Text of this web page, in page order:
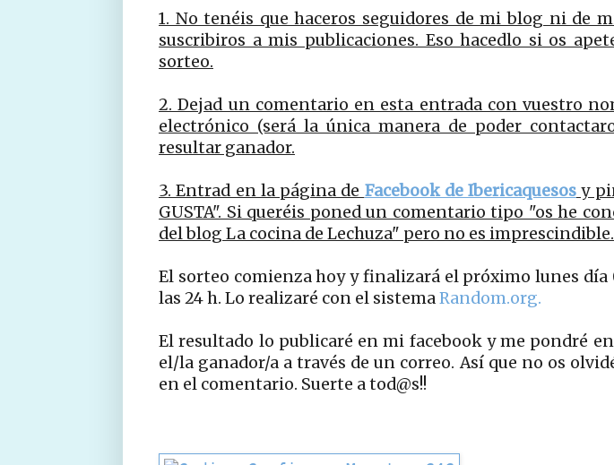
1. No tenéis que haceros seguidores de mi blog ni de
suscribiros a mis publicaciones. Eso hacedlo si os
sorteo.
2. Dejad un comentario en esta entrada con vuestro
electrónico (será la única manera de poder
resultar ganador.
3. Entrad en la página de Facebook de Ibericaquesos y
GUSTA". Si queréis poned un comentario tipo "os he
del blog La cocina de Lechuza" pero no es imprescindible.
El sorteo comienza hoy y finalizará el próximo lunes día
las 24 h. Lo realizaré con el sistemaRandom.org.
El resultado lo publicaré en mi facebook y me pondré
el/la ganador/a a través de un correo. Así que no os
en el comentario. Suerte a tod@s!!